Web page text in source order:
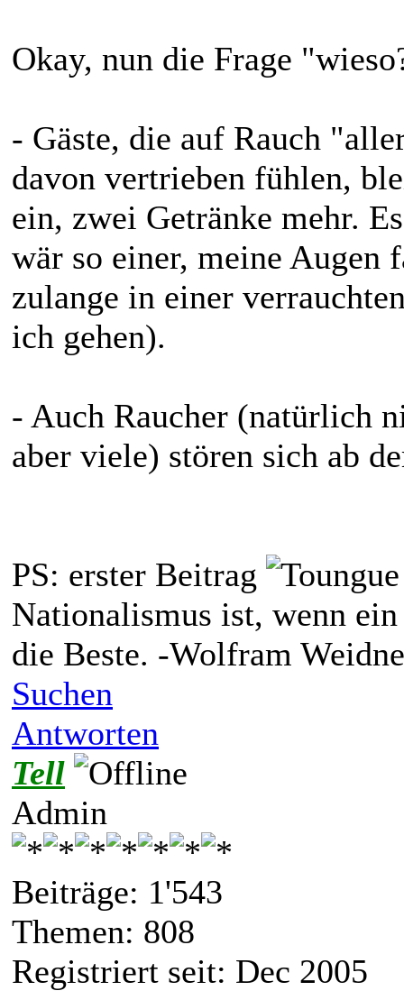
Okay, nun die Frage
- Gäste, die auf Rauch
davon vertrieben fühlen,
ein, zwei Getränke mehr.
wär so einer, meine Augen
zulange in einer
ich gehen).
- Auch Raucher (natürlich
aber viele) stören sich ab
PS: erster Beitrag
Nationalismus ist, wenn
die Beste. -Wolfram
Suchen
Antworten
Tell
Admin
Beiträge: 1'543
Themen: 808
Registriert seit: Dec 2005